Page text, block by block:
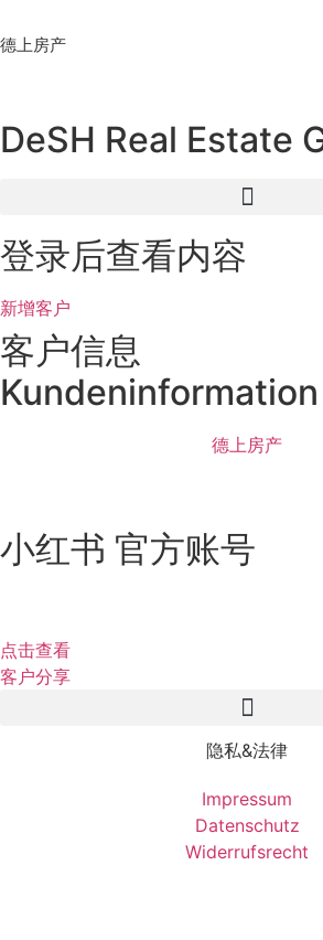
to
德上房产
DeSH Real Estate
登录后查看内容
新增客户
客户信息
Kundeninformation
德上房产
小红书 官方账号
点击查看
客户分享
隐私&法律
Impressum
Datenschutz
Widerrufsrecht